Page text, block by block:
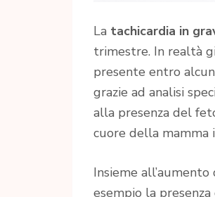
La tachicardia in
trimestre. In realtà
presente entro
grazie ad analisi
alla presenza del
cuore della
Insieme
esempio la